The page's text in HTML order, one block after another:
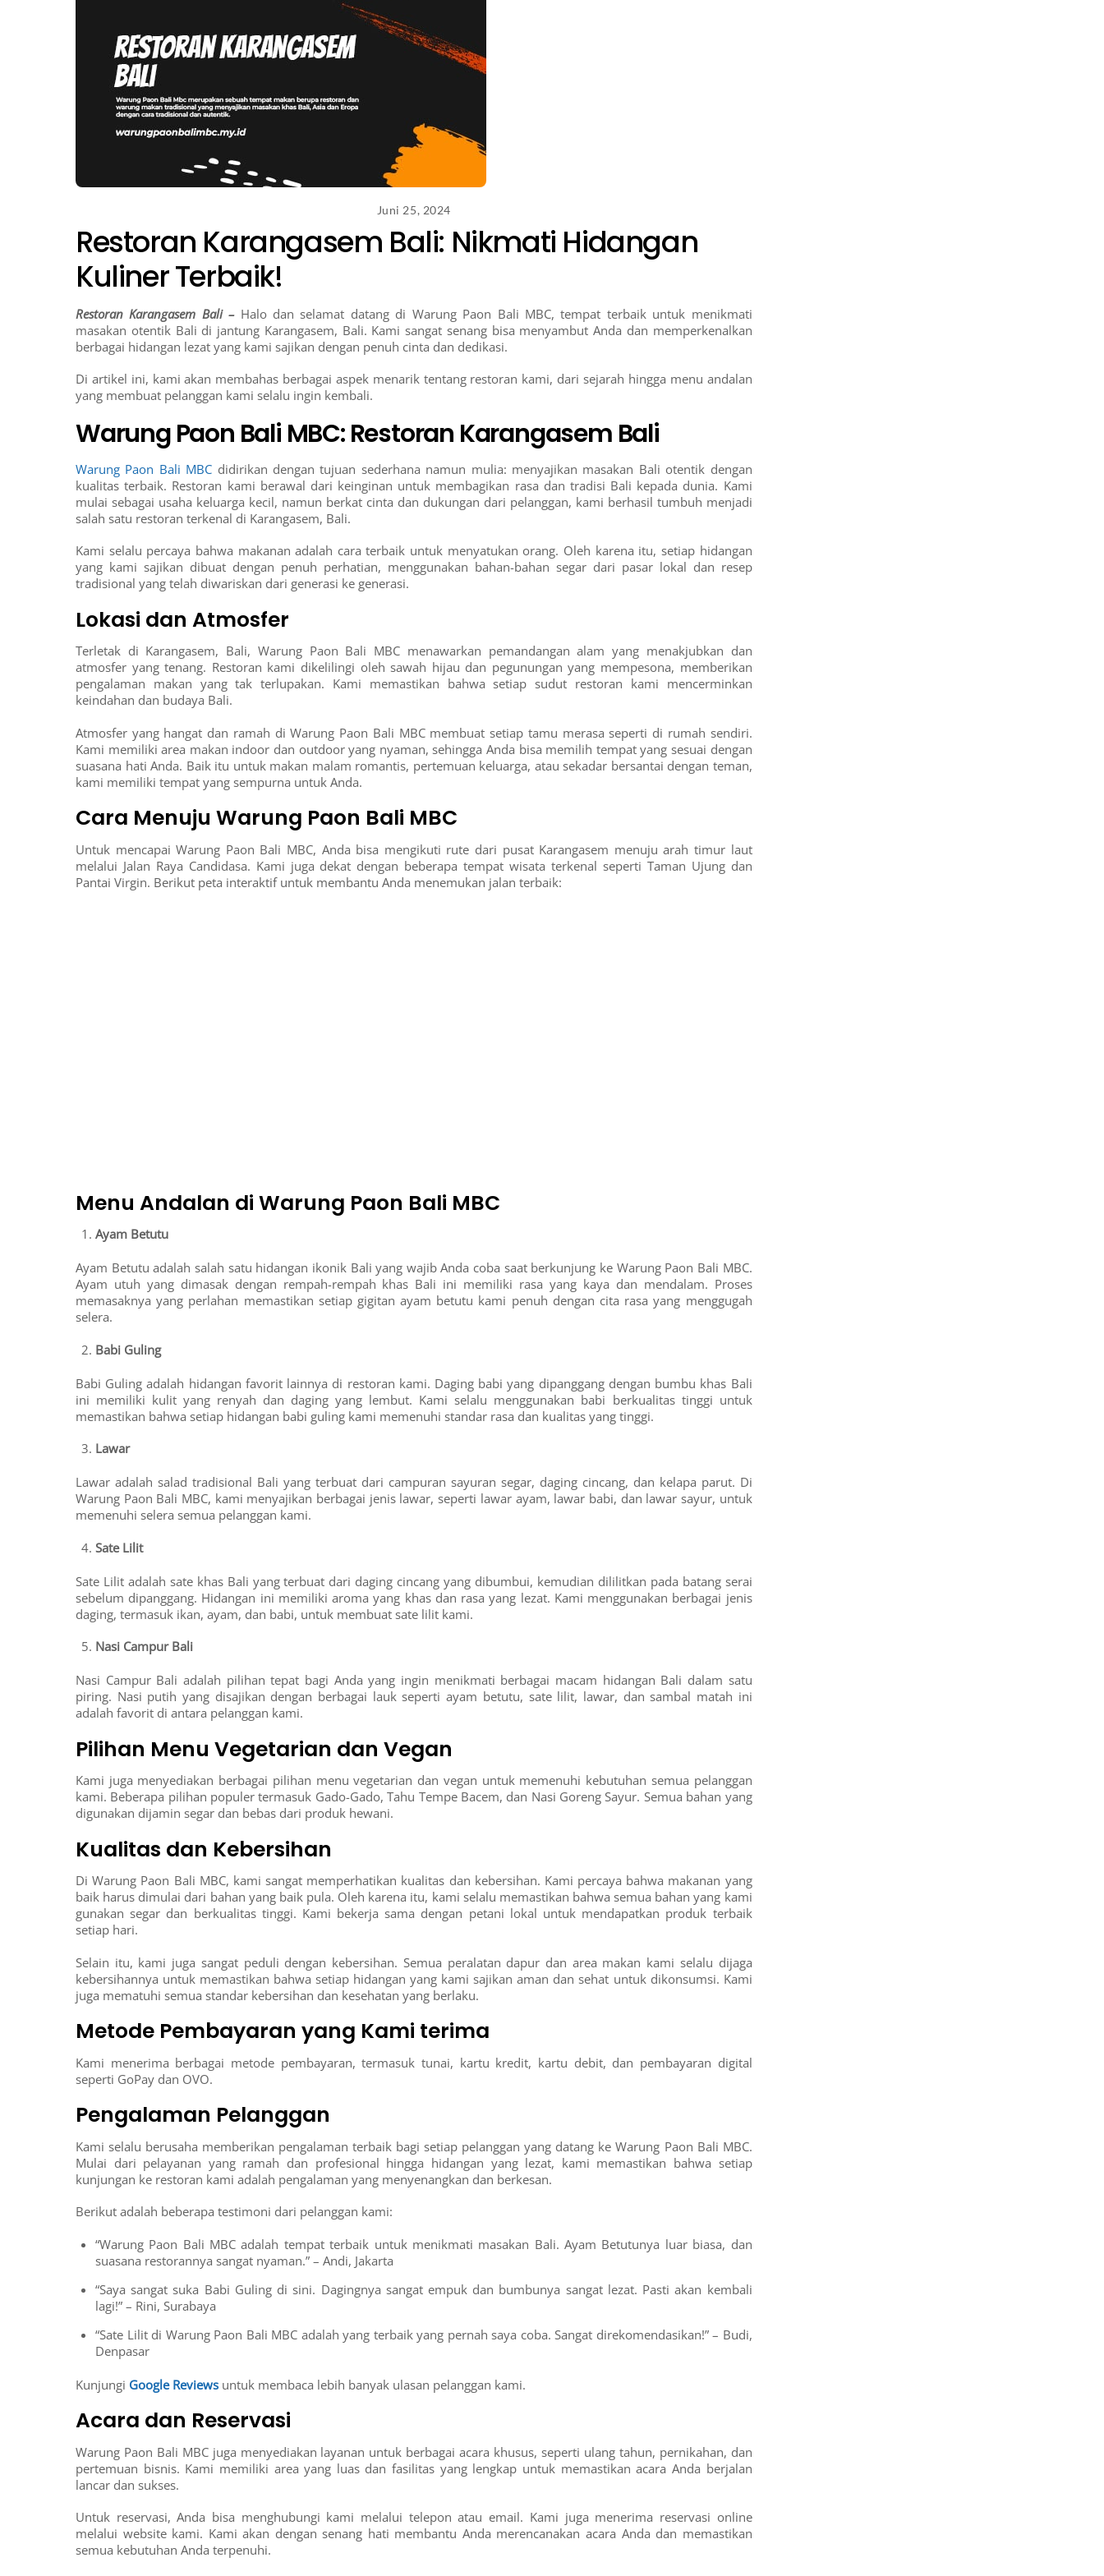
Juni 25, 2024
Restoran Karangasem Bali: Nikmati Hidangan
Kuliner Terbaik!
Restoran Karangasem Bali – Halo dan selamat datang di Warung Paon Bali MBC, tempat terbaik untuk menikmati
masakan otentik Bali di jantung Karangasem, Bali. Kami sangat senang bisa menyambut Anda dan memperkenalkan
berbagai hidangan lezat yang kami sajikan dengan penuh cinta dan dedikasi.
Di artikel ini, kami akan membahas berbagai aspek menarik tentang restoran kami, dari sejarah hingga menu andalan
yang membuat pelanggan kami selalu ingin kembali.
Warung Paon Bali MBC: Restoran Karangasem Bali
Warung Paon Bali MBC didirikan dengan tujuan sederhana namun mulia: menyajikan masakan Bali otentik dengan
kualitas terbaik. Restoran kami berawal dari keinginan untuk membagikan rasa dan tradisi Bali kepada dunia. Kami
mulai sebagai usaha keluarga kecil, namun berkat cinta dan dukungan dari pelanggan, kami berhasil tumbuh menjadi
salah satu restoran terkenal di Karangasem, Bali.
Kami selalu percaya bahwa makanan adalah cara terbaik untuk menyatukan orang. Oleh karena itu, setiap hidangan
yang kami sajikan dibuat dengan penuh perhatian, menggunakan bahan-bahan segar dari pasar lokal dan resep
tradisional yang telah diwariskan dari generasi ke generasi.
Lokasi dan Atmosfer
Terletak di Karangasem, Bali, Warung Paon Bali MBC menawarkan pemandangan alam yang menakjubkan dan
atmosfer yang tenang. Restoran kami dikelilingi oleh sawah hijau dan pegunungan yang mempesona, memberikan
pengalaman makan yang tak terlupakan. Kami memastikan bahwa setiap sudut restoran kami mencerminkan
keindahan dan budaya Bali.
Atmosfer yang hangat dan ramah di Warung Paon Bali MBC membuat setiap tamu merasa seperti di rumah sendiri.
Kami memiliki area makan indoor dan outdoor yang nyaman, sehingga Anda bisa memilih tempat yang sesuai dengan
suasana hati Anda. Baik itu untuk makan malam romantis, pertemuan keluarga, atau sekadar bersantai dengan teman,
kami memiliki tempat yang sempurna untuk Anda.
Cara Menuju Warung Paon Bali MBC
Untuk mencapai Warung Paon Bali MBC, Anda bisa mengikuti rute dari pusat Karangasem menuju arah timur laut
melalui Jalan Raya Candidasa. Kami juga dekat dengan beberapa tempat wisata terkenal seperti Taman Ujung dan
Pantai Virgin. Berikut peta interaktif untuk membantu Anda menemukan jalan terbaik:
Menu Andalan di Warung Paon Bali MBC
Ayam Betutu
Ayam Betutu adalah salah satu hidangan ikonik Bali yang wajib Anda coba saat berkunjung ke Warung Paon Bali MBC.
Ayam utuh yang dimasak dengan rempah-rempah khas Bali ini memiliki rasa yang kaya dan mendalam. Proses
memasaknya yang perlahan memastikan setiap gigitan ayam betutu kami penuh dengan cita rasa yang menggugah
selera.
Babi Guling
Babi Guling adalah hidangan favorit lainnya di restoran kami. Daging babi yang dipanggang dengan bumbu khas Bali
ini memiliki kulit yang renyah dan daging yang lembut. Kami selalu menggunakan babi berkualitas tinggi untuk
memastikan bahwa setiap hidangan babi guling kami memenuhi standar rasa dan kualitas yang tinggi.
Lawar
Lawar adalah salad tradisional Bali yang terbuat dari campuran sayuran segar, daging cincang, dan kelapa parut. Di
Warung Paon Bali MBC, kami menyajikan berbagai jenis lawar, seperti lawar ayam, lawar babi, dan lawar sayur, untuk
memenuhi selera semua pelanggan kami.
Sate Lilit
Sate Lilit adalah sate khas Bali yang terbuat dari daging cincang yang dibumbui, kemudian dililitkan pada batang serai
sebelum dipanggang. Hidangan ini memiliki aroma yang khas dan rasa yang lezat. Kami menggunakan berbagai jenis
daging, termasuk ikan, ayam, dan babi, untuk membuat sate lilit kami.
Nasi Campur Bali
Nasi Campur Bali adalah pilihan tepat bagi Anda yang ingin menikmati berbagai macam hidangan Bali dalam satu
piring. Nasi putih yang disajikan dengan berbagai lauk seperti ayam betutu, sate lilit, lawar, dan sambal matah ini
adalah favorit di antara pelanggan kami.
Pilihan Menu Vegetarian dan Vegan
Kami juga menyediakan berbagai pilihan menu vegetarian dan vegan untuk memenuhi kebutuhan semua pelanggan
kami. Beberapa pilihan populer termasuk Gado-Gado, Tahu Tempe Bacem, dan Nasi Goreng Sayur. Semua bahan yang
digunakan dijamin segar dan bebas dari produk hewani.
Kualitas dan Kebersihan
Di Warung Paon Bali MBC, kami sangat memperhatikan kualitas dan kebersihan. Kami percaya bahwa makanan yang
baik harus dimulai dari bahan yang baik pula. Oleh karena itu, kami selalu memastikan bahwa semua bahan yang kami
gunakan segar dan berkualitas tinggi. Kami bekerja sama dengan petani lokal untuk mendapatkan produk terbaik
setiap hari.
Selain itu, kami juga sangat peduli dengan kebersihan. Semua peralatan dapur dan area makan kami selalu dijaga
kebersihannya untuk memastikan bahwa setiap hidangan yang kami sajikan aman dan sehat untuk dikonsumsi. Kami
juga mematuhi semua standar kebersihan dan kesehatan yang berlaku.
Metode Pembayaran yang Kami terima
Kami menerima berbagai metode pembayaran, termasuk tunai, kartu kredit, kartu debit, dan pembayaran digital
seperti GoPay dan OVO.
Pengalaman Pelanggan
Kami selalu berusaha memberikan pengalaman terbaik bagi setiap pelanggan yang datang ke Warung Paon Bali MBC.
Mulai dari pelayanan yang ramah dan profesional hingga hidangan yang lezat, kami memastikan bahwa setiap
kunjungan ke restoran kami adalah pengalaman yang menyenangkan dan berkesan.
Berikut adalah beberapa testimoni dari pelanggan kami:
“Warung Paon Bali MBC adalah tempat terbaik untuk menikmati masakan Bali. Ayam Betutunya luar biasa, dan
suasana restorannya sangat nyaman.” – Andi, Jakarta
“Saya sangat suka Babi Guling di sini. Dagingnya sangat empuk dan bumbunya sangat lezat. Pasti akan kembali
lagi!” – Rini, Surabaya
“Sate Lilit di Warung Paon Bali MBC adalah yang terbaik yang pernah saya coba. Sangat direkomendasikan!” – Budi,
Denpasar
Kunjungi Google Reviews untuk membaca lebih banyak ulasan pelanggan kami.
Acara dan Reservasi
Warung Paon Bali MBC juga menyediakan layanan untuk berbagai acara khusus, seperti ulang tahun, pernikahan, dan
pertemuan bisnis. Kami memiliki area yang luas dan fasilitas yang lengkap untuk memastikan acara Anda berjalan
lancar dan sukses.
Untuk reservasi, Anda bisa menghubungi kami melalui telepon atau email. Kami juga menerima reservasi online
melalui website kami. Kami akan dengan senang hati membantu Anda merencanakan acara Anda dan memastikan
semua kebutuhan Anda terpenuhi.